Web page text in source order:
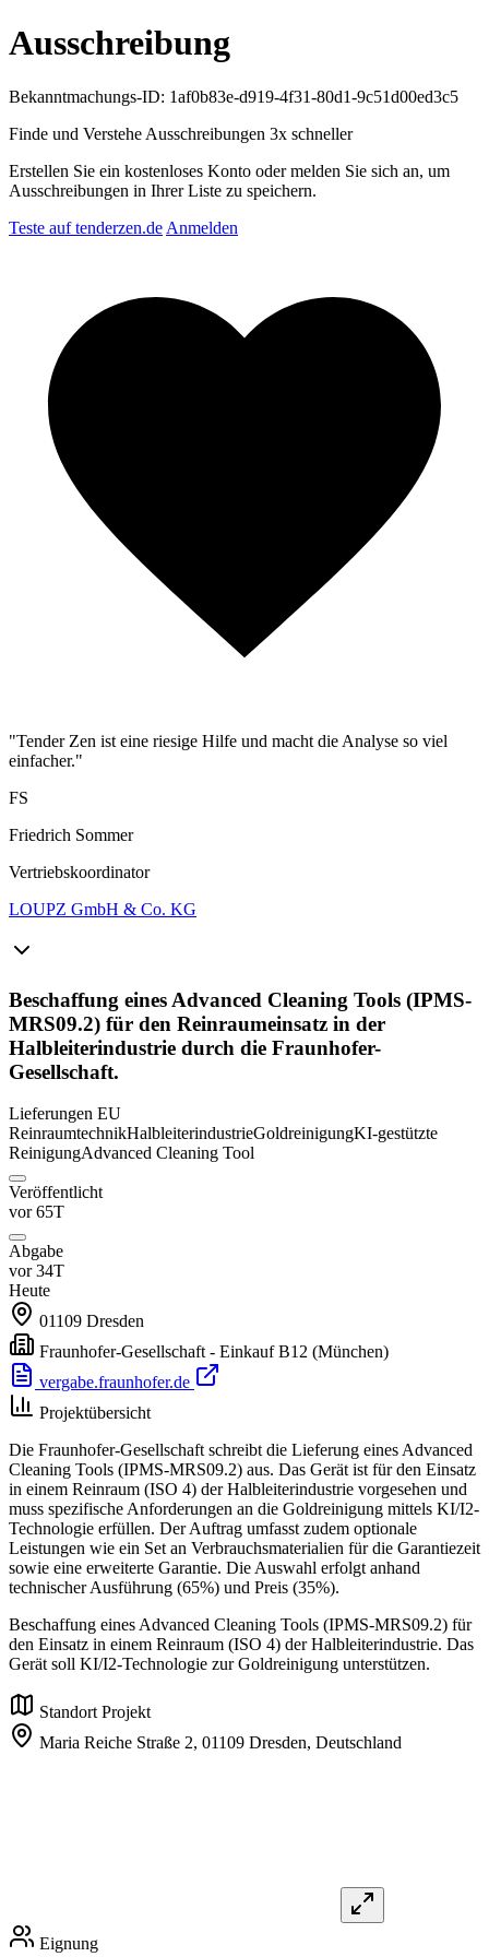
Ausschreibung
Bekanntmachungs-ID: 1af0b83e-d919-4f31-80d1-9c51d00ed3c5
Finde und Verstehe Ausschreibungen 3x schneller
Erstellen Sie ein kostenloses Konto oder melden Sie sich an, um
Ausschreibungen in Ihrer Liste zu speichern.
Teste auf tenderzen.de Anmelden
"Tender Zen ist eine riesige Hilfe und macht die Analyse so viel
einfacher."
FS
Friedrich Sommer
Vertriebskoordinator
LOUPZ GmbH & Co. KG
Beschaffung eines Advanced Cleaning Tools (IPMS-
MRS09.2) für den Reinraumeinsatz in der
Halbleiterindustrie durch die Fraunhofer-
Gesellschaft.
Lieferungen EU
ReinraumtechnikHalbleiterindustrieGoldreinigungKI-gestützte
ReinigungAdvanced Cleaning Tool
Veröffentlicht
vor 65T
Abgabe
vor 34T
Heute
01109 Dresden
Fraunhofer-Gesellschaft - Einkauf B12 (München)
vergabe.fraunhofer.de
Projektübersicht
Die Fraunhofer-Gesellschaft schreibt die Lieferung eines Advanced
Cleaning Tools (IPMS-MRS09.2) aus. Das Gerät ist für den Einsatz
in einem Reinraum (ISO 4) der Halbleiterindustrie vorgesehen und
muss spezifische Anforderungen an die Goldreinigung mittels KI/I2-
Technologie erfüllen. Der Auftrag umfasst zudem optionale
Leistungen wie ein Set an Verbrauchsmaterialien für die Garantiezeit
sowie eine erweiterte Garantie. Die Auswahl erfolgt anhand
technischer Ausführung (65%) und Preis (35%).
Beschaffung eines Advanced Cleaning Tools (IPMS-MRS09.2) für
den Einsatz in einem Reinraum (ISO 4) der Halbleiterindustrie. Das
Gerät soll KI/I2-Technologie zur Goldreinigung unterstützen.
Standort Projekt
Maria Reiche Straße 2, 01109 Dresden, Deutschland
Eignung